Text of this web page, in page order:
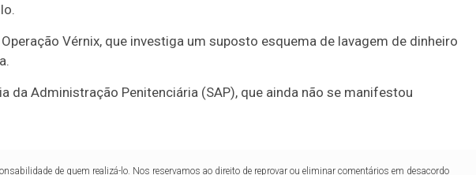
Vérnix, que investiga um suposto esquema de lavagem de dinheiro
da Administração Penitenciária (SAP), que ainda não se manifestou
de quem realizá-lo. Nos reservamos ao direito de reprovar ou eliminar comentários em desacordo